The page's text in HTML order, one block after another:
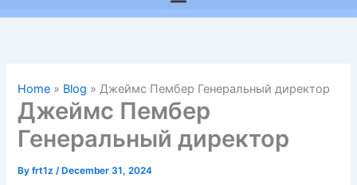
Home » Blog »Джеймс Пембер Генеральный директор
Джеймс Пембер
Генеральный директор
Byfrt1z/ December 31, 2024